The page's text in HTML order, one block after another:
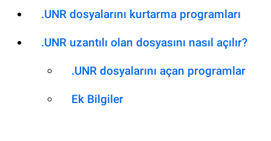
.UNR dosyalarını kurtarma programları
.UNR uzantılı olan dosyasını nasıl açılır?
.UNR dosyalarını açan programlar
Ek Bilgiler